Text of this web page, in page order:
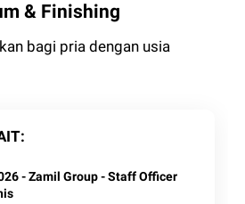
& Finishing
bagi pria dengan usia
- Zamil Group - Staff Officer